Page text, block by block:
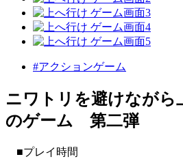
#アクションゲーム
ニワトリを避けながら
のゲーム 第二弾
■プレイ時間